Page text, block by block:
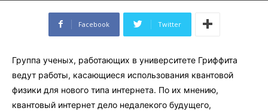
Facebook Twitter
Группа ученых, работающих в университете Гриффита
ведут работы, касающиеся использования квантовой
физики для нового типа интернета. По их мнению,
квантовый интернет дело недалекого будущего,